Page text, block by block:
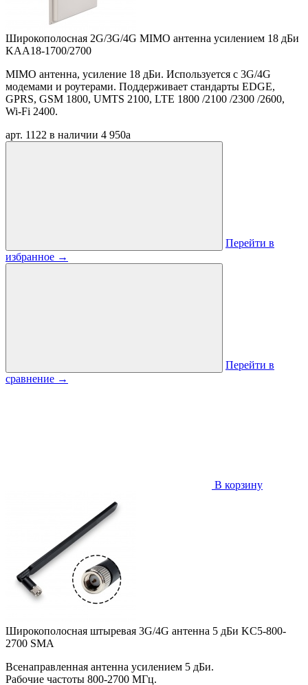
Широкополосная 2G/3G/4G MIMO антенна усилением 18 дБи
KAA18-1700/2700
MIMO антенна, усиление 18 дБи. Используется с 3G/4G
модемами и роутерами. Поддерживает стандарты EDGE,
GPRS, GSM 1800, UMTS 2100, LTE 1800 /2100 /2300 /2600,
Wi-Fi 2400.
арт. 1122 в наличии 4 950a
Перейти в
избранное →
Перейти в
сравнение →
В корзину
Широкополосная штыревая 3G/4G антенна 5 дБи KC5-800-
2700 SMA
Всенаправленная антенна усилением 5 дБи.
Рабочие частоты 800-2700 МГц.